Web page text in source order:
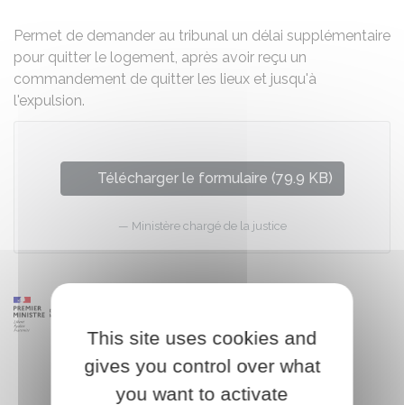
Permet de demander au tribunal un délai supplémentaire
pour quitter le logement, après avoir reçu un
commandement de quitter les lieux et jusqu'à
l'expulsion.
Télécharger le formulaire (79.9 KB)
Ministère chargé de la justice
This site uses cookies and
gives you control over what
you want to activate